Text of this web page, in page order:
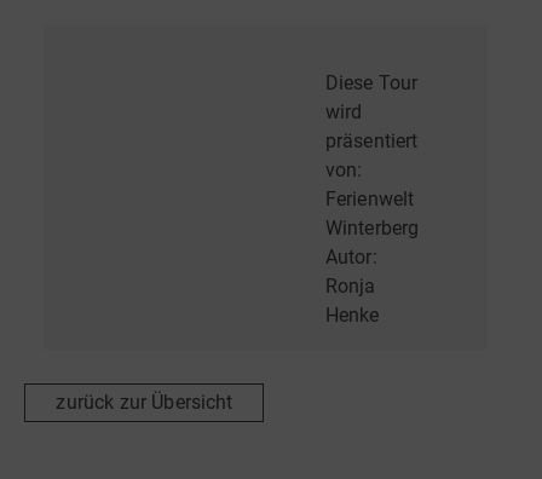
Diese Tour
wird
präsentiert
von:
Ferienwelt
Winterberg
Autor:
Ronja
Henke
zurück zur Übersicht